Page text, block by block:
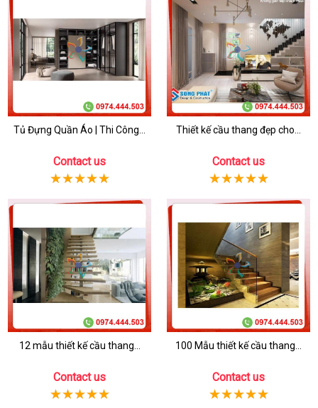
Tủ Đựng Quần Áo | Thi Công...
Contact us
Thiết kế cầu thang đẹp cho...
Contact us
12 mẫu thiết kế cầu thang...
Contact us
100 Mẫu thiết kế cầu thang...
Contact us